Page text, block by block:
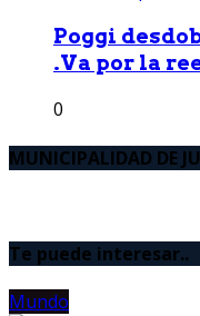
Poggi
.Va por la
0
MUNICIPALIDAD DE
Te puede interesar..
Mundo